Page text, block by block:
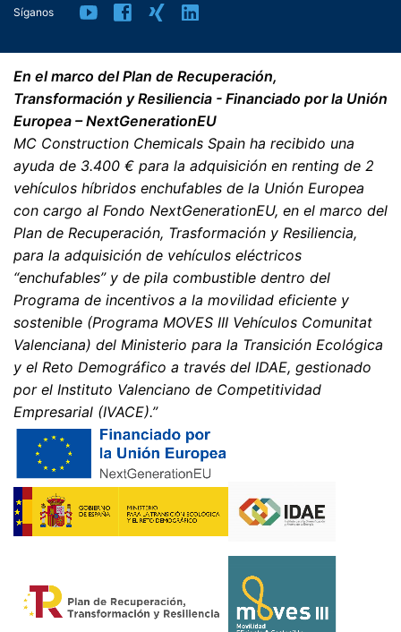
Síganos
En el marco del Plan de Recuperación,
Transformación y Resiliencia - Financiado por la Unión
Europea – NextGenerationEU
MC Construction Chemicals Spain ha recibido una
ayuda de 3.400 € para la adquisición en renting de 2
vehículos híbridos enchufables de la Unión Europea
con cargo al Fondo NextGenerationEU, en el marco del
Plan de Recuperación, Trasformación y Resiliencia,
para la adquisición de vehículos eléctricos
“enchufables” y de pila combustible dentro del
Programa de incentivos a la movilidad eficiente y
sostenible (Programa MOVES III Vehículos Comunitat
Valenciana) del Ministerio para la Transición Ecológica
y el Reto Demográfico a través del IDAE, gestionado
por el Instituto Valenciano de Competitividad
Empresarial (IVACE).”